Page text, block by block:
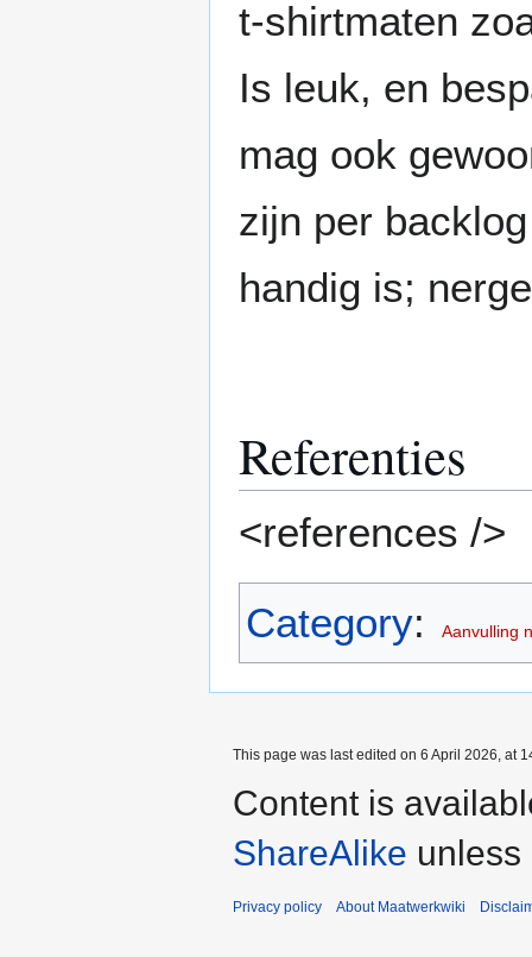
t-shirtmaten
Is leuk, en
mag ook
zijn per
handig is;
Referenties
<references />
Category: Aanvulling
This page was last edited on 6 April 2026, at
Content is
ShareAlike unless
Privacy policy About Maatwerkwiki